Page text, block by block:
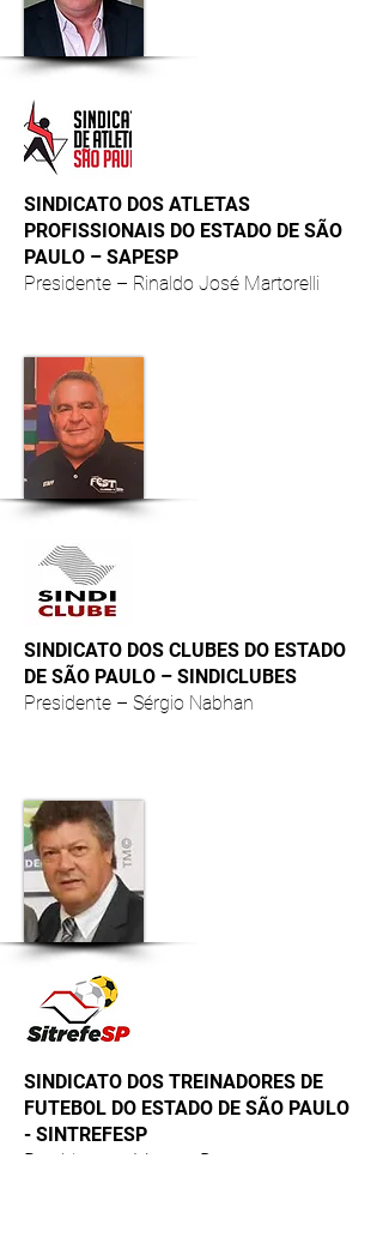
SINDICATO DOS ATLETAS
PROFISSIONAIS DO ESTADO DE SÃO
PAULO – SAPESP
Presidente – Rinaldo José Martorelli
SINDICATO DOS CLUBES DO ESTADO
DE SÃO PAULO – SINDICLUBES
Presidente – Sérgio Nabhan
SINDICATO DOS TREINADORES DE
FUTEBOL DO ESTADO DE SÃO PAULO
- SINTREFESP
Presidente – Marcos Boccatto